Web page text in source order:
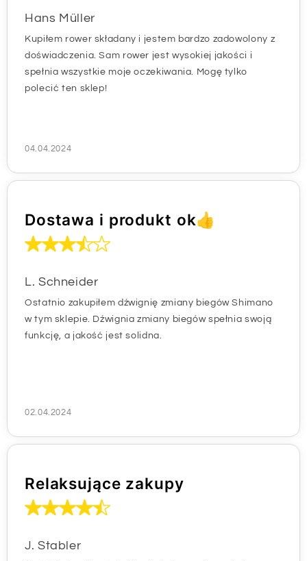
Hans Müller
Kupiłem rower składany i jestem bardzo zadowolony z
doświadczenia. Sam rower jest wysokiej jakości i
spełnia wszystkie moje oczekiwania. Mogę tylko
polecić ten sklep!
04.04.2024
Dostawa i produkt ok👍
L. Schneider
Ostatnio zakupiłem dźwignię zmiany biegów Shimano
w tym sklepie. Dźwignia zmiany biegów spełnia swoją
funkcję, a jakość jest solidna.
02.04.2024
Relaksujące zakupy
J. Stabler